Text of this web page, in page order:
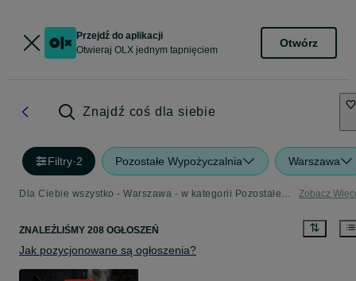
Przejdź do aplikacji
Otwieraj OLX jednym tapnięciem
Otwórz
Znajdź coś dla siebie
Filtry·2 Pozostałe Wypożyczalnia Warszawa
Dla Ciebie wszystko - Warszawa - w kategorii Pozostałe Wypożyczalnia Zobacz
ZNALEŹLIŚMY 208 OGŁOSZEŃ
Jak pozycjonowane są ogłoszenia?